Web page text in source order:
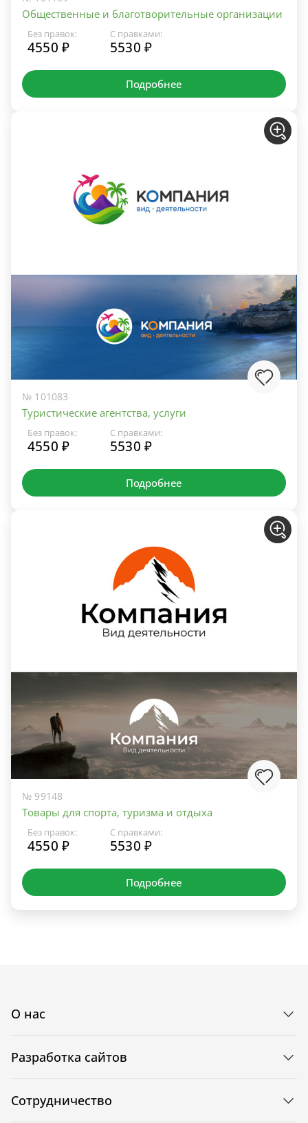
Общественные и благотворительные организации
Без правок:
4550 ₽
С правками:
5530 ₽
Подробнее
№ 101083
Туристические агентства, услуги
Без правок:
4550 ₽
С правками:
5530 ₽
Подробнее
№ 99148
Товары для спорта, туризма и отдыха
Без правок:
4550 ₽
С правками:
5530 ₽
Подробнее
О нас
Разработка сайтов
Сотрудничество